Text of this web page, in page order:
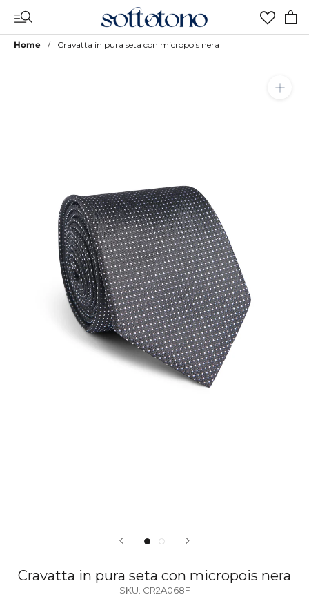
contenuto
Home Cravatta in pura seta con micropois nera
Cravatta in pura seta con micropois nera
SKU: CR2A068F